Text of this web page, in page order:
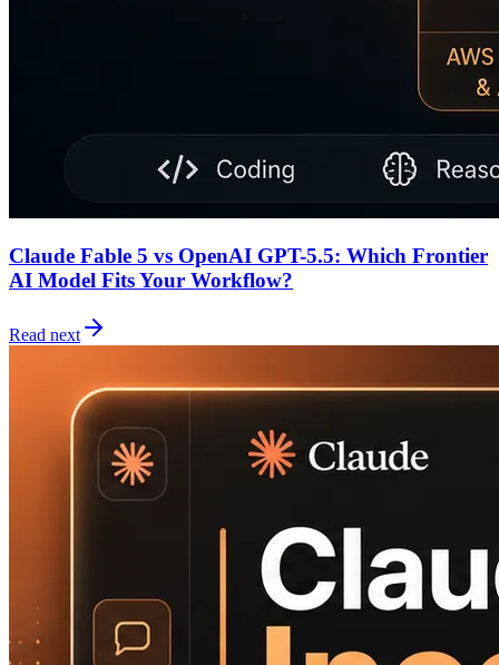
Claude Fable 5 vs OpenAI GPT-5.5: Which Frontier
AI Model Fits Your Workflow?
Read next